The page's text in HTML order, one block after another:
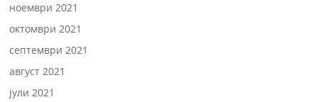
ноември 2021
октомври 2021
септември 2021
август 2021
јули 2021